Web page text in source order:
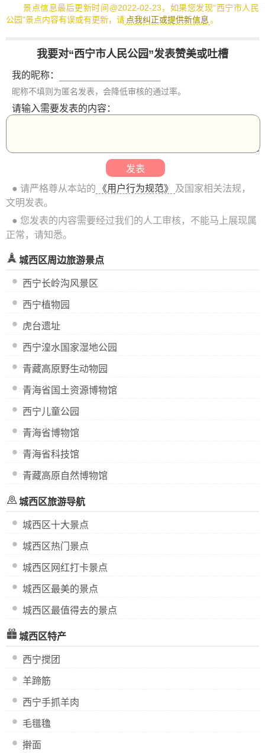
景点信息最后更新时间@2022-02-23，如果您发现“西宁市人民
公园”景点内容有误或有更新，请 点我纠正或提供新信息。
我要对“西宁市人民公园”发表赞美或吐槽
我的昵称：
昵称不填则为匿名发表，会降低审核的通过率。
请输入需要发表的内容：
● 请严格尊从本站的 《用户行为规范》
及国家相关法规，
文明发表。
● 您发表的内容需要经过我们的人工审核，不能马上展现属
正常，请知悉。
城西区周边旅游景点
西宁长岭沟风景区
西宁植物园
虎台遗址
西宁湟水国家湿地公园
青藏高原野生动物园
青海省国土资源博物馆
西宁儿童公园
青海省博物馆
青海省科技馆
青藏高原自然博物馆
城西区旅游导航
城西区十大景点
城西区热门景点
城西区网红打卡景点
城西区最美的景点
城西区最值得去的景点
城西区特产
西宁搅团
羊蹄筋
西宁手抓羊肉
毛氆氇
擀面